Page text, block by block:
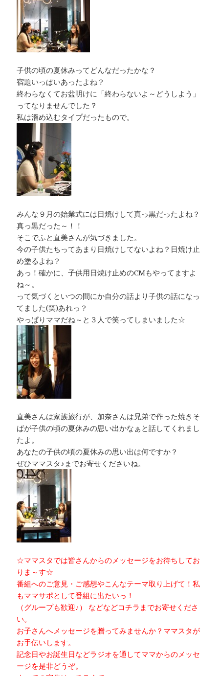
子供の頃の夏休みってどんなだったかな？
宿題いっぱいあったよね？
終わらなくてお盆明けに「終わらないよ～どうしよう」
ってなりませんでした？
私は溜め込むタイプだったもので。
みんな９月の始業式には日焼けして真っ黒だったよね？
真っ黒だった～！！
そこでふと直美さんが気づきました。
今の子供たちってあまり日焼けしてないよね？日焼け止
め塗るよね？
あっ！確かに、子供用日焼け止めのCMもやってますよ
ね～。
って気づくといつの間にか自分の話より子供の話になっ
てました(笑)あれっ？
やっぱりママだね～と３人で笑ってしまいました☆
直美さんは家族旅行が、加奈さんは兄弟で作った焼きそ
ばが子供の頃の夏休みの思い出かなぁと話してくれまし
たよ。
あなたの子供の頃の夏休みの思い出は何ですか？
ぜひママスタ♪までお寄せくださいね。
☆ママスタでは皆さんからのメッセージをお待ちしてお
りま～す☆
番組へのご意見・ご感想やこんなテーマ取り上げて！私
もママサポとして番組に出たいっ！
（グループも歓迎♪） などなどコチラまでお寄せくださ
い。
お子さんへメッセージを贈ってみませんか？ママスタが
お手伝いします。
記念日やお誕生日などラジオを通してママからのメッセ
ージを是非どうぞ。